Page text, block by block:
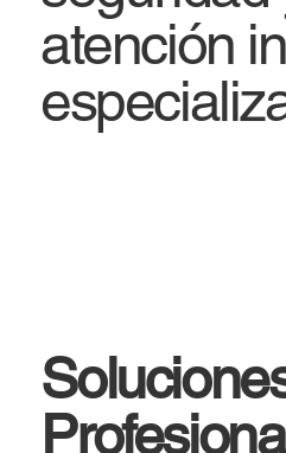
atención